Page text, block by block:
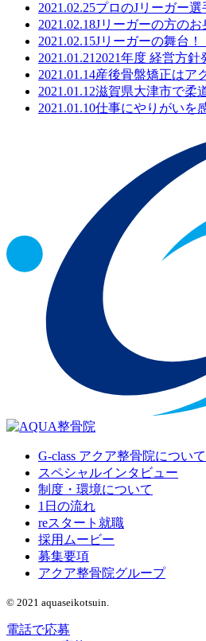
2021.02.25プロのJリーガー
2021.02.18Jリーガーの方の
2021.02.15Jリーガーの舞台！
2021.01.21 2021年度 経営方針
2021.01.14産後骨盤矯正はア
2021.01.12滋賀県大津市で柔
2021.01.10仕事にやりがいを
G-class アクア整骨院について
スペシャルインタビュー
制度・環境について
1日の流れ
reスタート就職
採用ムービー
募集要項
アクア整骨院グループ
© 2021 aquaseikotsuin.
電話で応募